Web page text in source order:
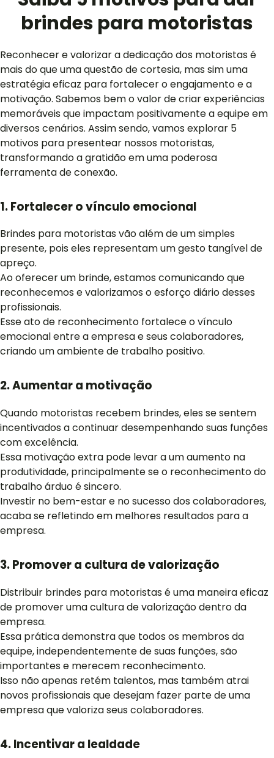
brindes para motoristas
Reconhecer e valorizar a dedicação dos motoristas é
mais do que uma questão de cortesia, mas sim uma
estratégia eficaz para fortalecer o engajamento e a
motivação. Sabemos bem o valor de criar experiências
memoráveis que impactam positivamente a equipe em
diversos cenários. Assim sendo, vamos explorar 5
motivos para presentear nossos motoristas,
transformando a gratidão em uma poderosa
ferramenta de conexão.
1. Fortalecer o vínculo emocional
Brindes para motoristas vão além de um simples
presente, pois eles representam um gesto tangível de
apreço.
Ao oferecer um brinde, estamos comunicando que
reconhecemos e valorizamos o esforço diário desses
profissionais.
Esse ato de reconhecimento fortalece o vínculo
emocional entre a empresa e seus colaboradores,
criando um ambiente de trabalho positivo.
2. Aumentar a motivação
Quando motoristas recebem brindes, eles se sentem
incentivados a continuar desempenhando suas funções
com excelência.
Essa motivação extra pode levar a um aumento na
produtividade, principalmente se o reconhecimento do
trabalho árduo é sincero.
Investir no bem-estar e no sucesso dos colaboradores,
acaba se refletindo em melhores resultados para a
empresa.
3. Promover a cultura de valorização
Distribuir brindes para motoristas é uma maneira eficaz
de promover uma cultura de valorização dentro da
empresa.
Essa prática demonstra que todos os membros da
equipe, independentemente de suas funções, são
importantes e merecem reconhecimento.
Isso não apenas retém talentos, mas também atrai
novos profissionais que desejam fazer parte de uma
empresa que valoriza seus colaboradores.
4. Incentivar a lealdade